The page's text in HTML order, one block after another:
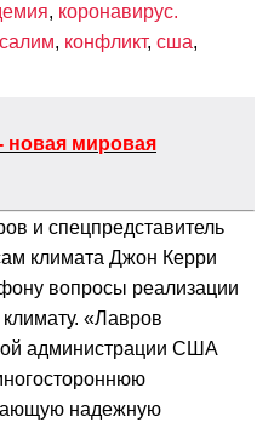
, коронавирус.
, конфликт, сша,
новая мировая
и спецпредставитель
климата Джон Керри
вопросы реализации
«Лавров
администрации США
надежную